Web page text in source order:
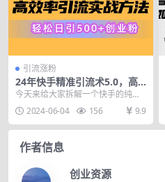
引流涨粉
24年快手精准引流术5.0，高
效率引流实战方法，轻松日引
今天来给大家拆解一个快手的纯搬
运的引流创业粉的方法，也是我们
自己在做的一个引流渠...
2024-06-04 156 9.9
作者信息
创业资源